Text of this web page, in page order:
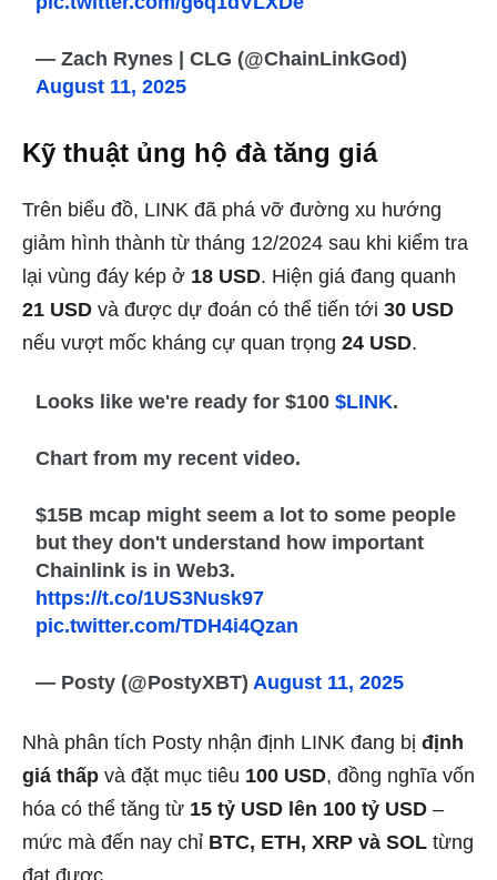
— Zach Rynes | CLG (@ChainLinkGod)
August 11, 2025
Kỹ thuật ủng hộ đà tăng giá
Trên biểu đồ, LINK đã phá vỡ đường xu hướng
giảm hình thành từ tháng 12/2024 sau khi kiểm tra
lại vùng đáy kép ở 18 USD. Hiện giá đang quanh
21 USD và được dự đoán có thể tiến tới 30 USD
nếu vượt mốc kháng cự quan trọng 24 USD.
Looks like we're ready for $100$LINK.
Chart from my recent video.
$15B mcap might seem a lot to some people
but they don't understand how important
Chainlink is in Web3.
https://t.co/1US3Nusk97
pic.twitter.com/TDH4i4Qzan
— Posty (@PostyXBT) August 11, 2025
Nhà phân tích Posty nhận định LINK đang bị định
giá thấp và đặt mục tiêu 100 USD, đồng nghĩa vốn
hóa có thể tăng từ 15 tỷ USD lên 100 tỷ USD –
mức mà đến nay chỉ BTC, ETH, XRP và SOL từng
đạt được.